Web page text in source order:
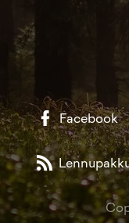
Facebook